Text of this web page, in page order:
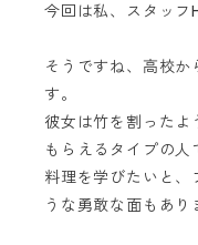
今回は私、スタッフ
そうですね、高校
す。
彼女は竹を割ったよ
もらえるタイプの人
料理を学びたいと、
うな勇敢な面もあり